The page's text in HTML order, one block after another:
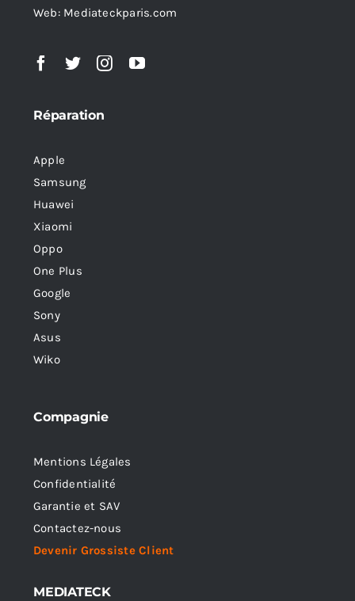
Web: Mediateckparis.com
Réparation
Apple
Samsung
Huawei
Xiaomi
Oppo
One Plus
Google
Sony
Asus
Wiko
Compagnie
Mentions Légales
Confidentialité
Garantie et SAV
Contactez-nous
Devenir Grossiste Client
MEDIATECK